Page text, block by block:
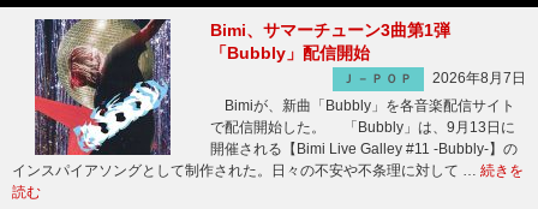
Bimi、サマーチューン3曲第1弾
「Bubbly」配信開始
Ｊ－ＰＯＰ
2026年8月7日
Bimiが、新曲「Bubbly」を各音楽配信サイト
で配信開始した。 「Bubbly」は、9月13日に
開催される【Bimi Live Galley #11 -Bubbly-】の
インスパイアソングとして制作された。日々の不安や不条理に対して … 続きを
読む